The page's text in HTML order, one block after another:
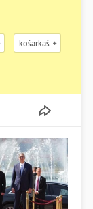
košarkaš